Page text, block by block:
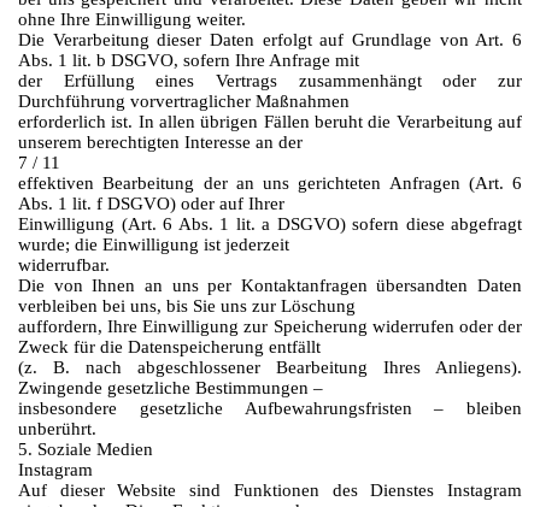
ohne Ihre Einwilligung weiter.
Die Verarbeitung dieser Daten erfolgt auf Grundlage von Art. 6
Abs. 1 lit. b DSGVO, sofern Ihre Anfrage mit
der Erfüllung eines Vertrags zusammenhängt oder zur
Durchführung vorvertraglicher Maßnahmen
erforderlich ist. In allen übrigen Fällen beruht die Verarbeitung auf
unserem berechtigten Interesse an der
7 / 11
effektiven Bearbeitung der an uns gerichteten Anfragen (Art. 6
Abs. 1 lit. f DSGVO) oder auf Ihrer
Einwilligung (Art. 6 Abs. 1 lit. a DSGVO) sofern diese abgefragt
wurde; die Einwilligung ist jederzeit
widerrufbar.
Die von Ihnen an uns per Kontaktanfragen übersandten Daten
verbleiben bei uns, bis Sie uns zur Löschung
auffordern, Ihre Einwilligung zur Speicherung widerrufen oder der
Zweck für die Datenspeicherung entfällt
(z. B. nach abgeschlossener Bearbeitung Ihres Anliegens).
Zwingende gesetzliche Bestimmungen –
insbesondere gesetzliche Aufbewahrungsfristen – bleiben
unberührt.
5. Soziale Medien
Instagram
Auf dieser Website sind Funktionen des Dienstes Instagram